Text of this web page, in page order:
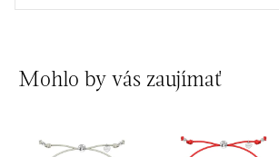
dnes otvorené do 21:00
Mohlo by vás zaujímať